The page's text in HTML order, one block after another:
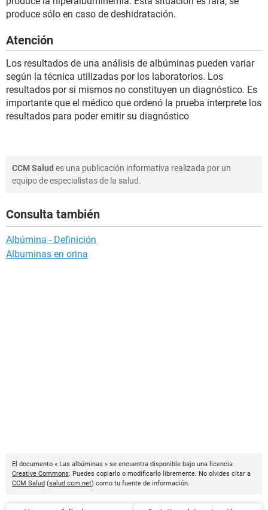
produce sólo en caso de deshidratación.
Atención
Los resultados de una análisis de albúminas pueden variar
según la técnica utilizadas por los laboratorios. Los
resultados por si mismos no constituyen un diagnóstico. Es
importante que el médico que ordenó la prueba interprete los
resultados para poder emitir su diagnóstico
CCM Salud es una publicación informativa realizada por un
equipo de especialistas de la salud.
Consulta también
Albúmina - Definición
Albuminas en orina
El documento « Las albúminas » se encuentra disponible bajo una licencia
Creative Commons. Puedes copiarlo o modificarlo libremente. No olvides citar a
CCM Salud (salud.ccm.net) como tu fuente de información.